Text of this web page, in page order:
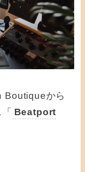
Boutiqueから
Beatport